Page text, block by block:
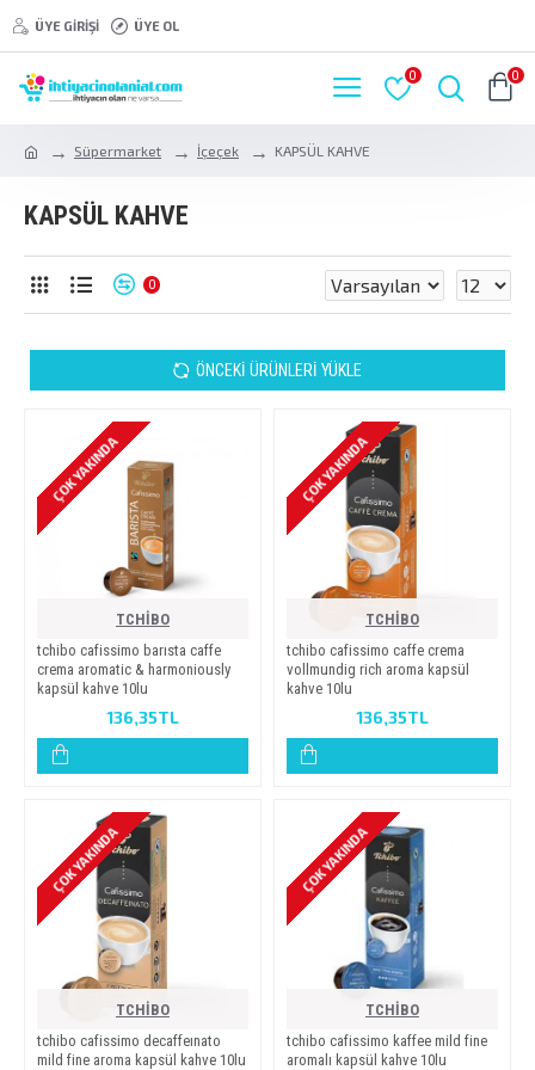
ÜYE GIRIŞI ÜYE OL
0 0
Süpermarket İçeçek KAPSÜL KAHVE
KAPSÜL KAHVE
0
ÖNCEKI ÜRÜNLERI YÜKLE
ÇOK YAKINDA
TCHİBO
tchi̇bo cafi̇ssi̇mo barista caffe
crema aromati̇c & harmoni̇ously
kapsül kahve 10lu
136,35TL
ÇOK YAKINDA
TCHİBO
tchi̇bo cafi̇ssi̇mo caffe crema
vollmundi̇g ri̇ch aroma kapsül
kahve 10lu
136,35TL
ÇOK YAKINDA
TCHİBO
tchi̇bo cafi̇ssi̇mo decaffeinato
mi̇ld fi̇ne aroma kapsül kahve 10lu
ÇOK YAKINDA
TCHİBO
tchi̇bo cafi̇ssi̇mo kaffee mi̇ld fi̇ne
aromali kapsül kahve 10lu